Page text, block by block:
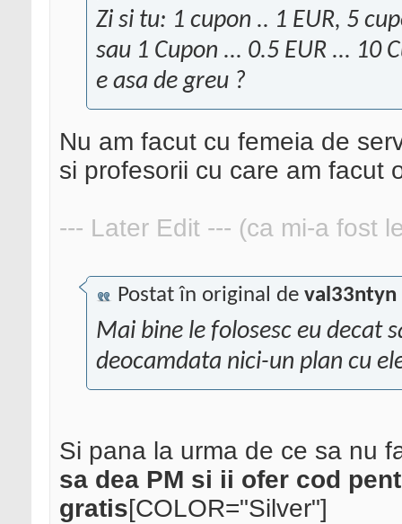
Zi si tu: 1 cupon .. 1 EUR, 5
sau 1 Cupon ... 0.5 EUR ... 10
e asa de greu ?
Nu am facut cu femeia de
si profesorii cu care am facut
--- Later Edit --- (ca mi-a fost
Postat în original de val33ntyn
Mai bine le folosesc eu decat
deocamdata nici-un plan cu
Si pana la urma de ce sa nu
sa dea PM si ii ofer cod
gratis[COLOR="Silver"]